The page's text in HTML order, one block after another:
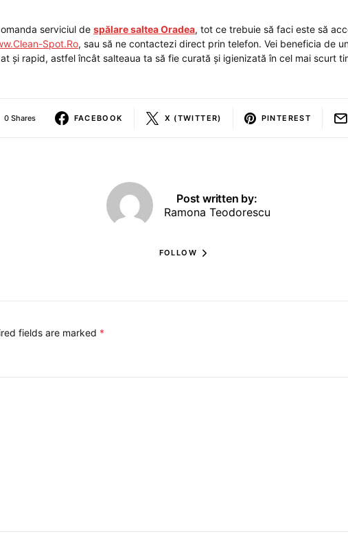
serviciul de spălare saltea Oradea, tot ce trebuie să faci este să
Spot.Ro, sau să ne contactezi direct prin telefon. Vei beneficia de
și rapid, astfel încât salteaua ta să fie curată și igienizată în cel mai scurt
0 Shares FACEBOOK X (TWITTER) PINTEREST
Post written by:
Ramona Teodorescu
FOLLOW
fields are marked *